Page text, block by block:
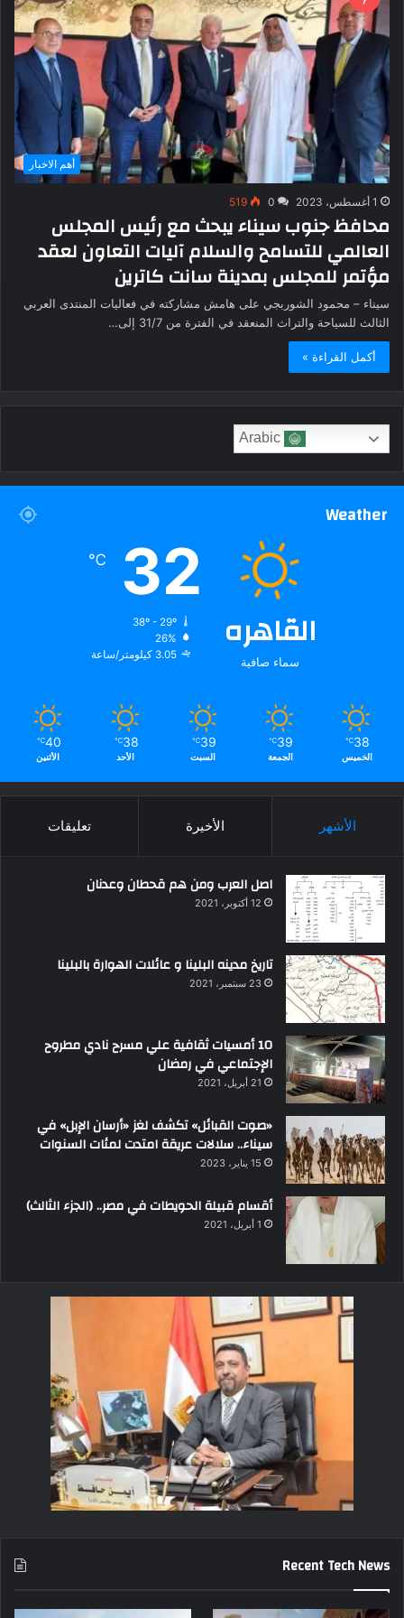
أهم الاخبار
1 أغسطس، 2023 0
519
محافظ جنوب سيناء يبحث مع رئيس المجلس
العالمي للتسامح والسلام آليات التعاون لعقد
مؤتمر للمجلس بمدينة سانت كاترين
سيناء – محمود الشوربجي على هامش مشاركته في فعاليات المنتدى العربي
الثالث للسياحة والتراث المنعقد في الفترة من 31/7 إلى…
أكمل القراءة »
Weather
القاهره
سماء صافية
32
℃
38º - 29º
26%
3.05 كيلومتر/ساعة
38
℃
الخميس
39
℃
الجمعة
39
℃
السبت
38
℃
الأحد
40
℃
الأثنين
الأشهر الأخيرة تعليقات
اصل العرب ومن هم قحطان وعدنان
12 أكتوبر، 2021
تاريخ مدينه البلينا و عائلات الهوارة بالبلينا
23 سبتمبر، 2021
10 أمسيات ثقافية علي مسرح نادي مطروح
الإجتماعي في رمضان
21 أبريل، 2021
«صوت القبائل» تكشف لغز «أرسان الإبل» في
سيناء.. سلالات عريقة امتدت لمئات السنوات
15 يناير، 2023
أقسام قبيلة الحويطات في مصر.. (الجزء الثالث)
1 أبريل، 2021
Recent Tech News